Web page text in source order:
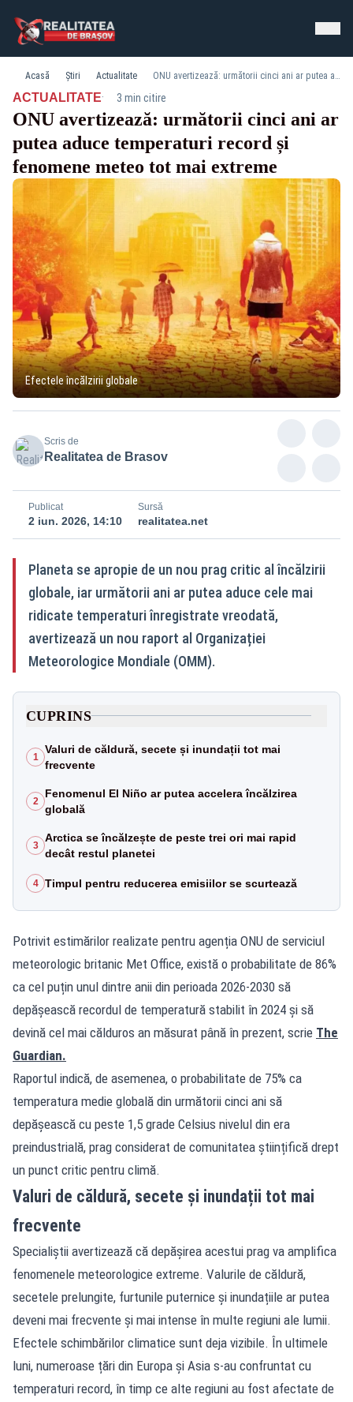
Acasă Știri Actualitate ONU avertizează: următorii cinci ani ar putea aduce temperaturi record și fenomene meteo tot mai extreme
ACTUALITATE· 3 min citire
ONU avertizează: următorii cinci ani ar
putea aduce temperaturi record și
fenomene meteo tot mai extreme
Efectele încălzirii globale
Scris de
Realitatea de Brasov
Publicat
2 iun. 2026, 14:10
Sursă
realitatea.net
Planeta se apropie de un nou prag critic al încălzirii
globale, iar următorii ani ar putea aduce cele mai
ridicate temperaturi înregistrate vreodată,
avertizează un nou raport al Organizației
Meteorologice Mondiale (OMM).
CUPRINS
1
Valuri de căldură, secete și inundații tot mai
frecvente
2
Fenomenul El Niño ar putea accelera încălzirea
globală
3
Arctica se încălzește de peste trei ori mai rapid
decât restul planetei
4 Timpul pentru reducerea emisiilor se scurtează
Potrivit estimărilor realizate pentru agenția ONU de serviciul
meteorologic britanic Met Office, există o probabilitate de 86%
ca cel puțin unul dintre anii din perioada 2026-2030 să
depășească recordul de temperatură stabilit în 2024 și să
devină cel mai călduros an măsurat până în prezent, scrie The
Guardian.
Raportul indică, de asemenea, o probabilitate de 75% ca
temperatura medie globală din următorii cinci ani să
depășească cu peste 1,5 grade Celsius nivelul din era
preindustrială, prag considerat de comunitatea științifică drept
un punct critic pentru climă.
Valuri de căldură, secete și inundații tot mai
frecvente
Specialiștii avertizează că depășirea acestui prag va amplifica
fenomenele meteorologice extreme. Valurile de căldură,
secetele prelungite, furtunile puternice și inundațiile ar putea
deveni mai frecvente și mai intense în multe regiuni ale lumii.
Efectele schimbărilor climatice sunt deja vizibile. În ultimele
luni, numeroase țări din Europa și Asia s-au confruntat cu
temperaturi record, în timp ce alte regiuni au fost afectate de